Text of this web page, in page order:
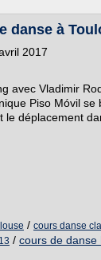
danse à
2017
avec Vladimir
Piso Móvil
déplacement
/ cours danse
/ cours de danse